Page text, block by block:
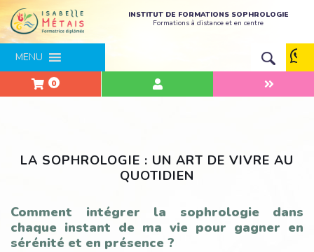
INSTITUT DE FORMATIONS SOPHROLOGIE
Formations à distance et en centre
MENU
0
LA SOPHROLOGIE : UN ART DE VIVRE AU
QUOTIDIEN
Comment intégrer la sophrologie dans
chaque instant de ma vie pour gagner en
sérénité et en présence ?